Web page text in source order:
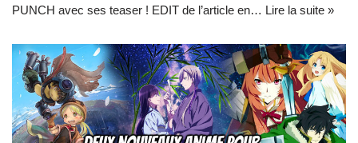
PUNCH avec ses teaser ! EDIT de l’article en… Lire la suite »